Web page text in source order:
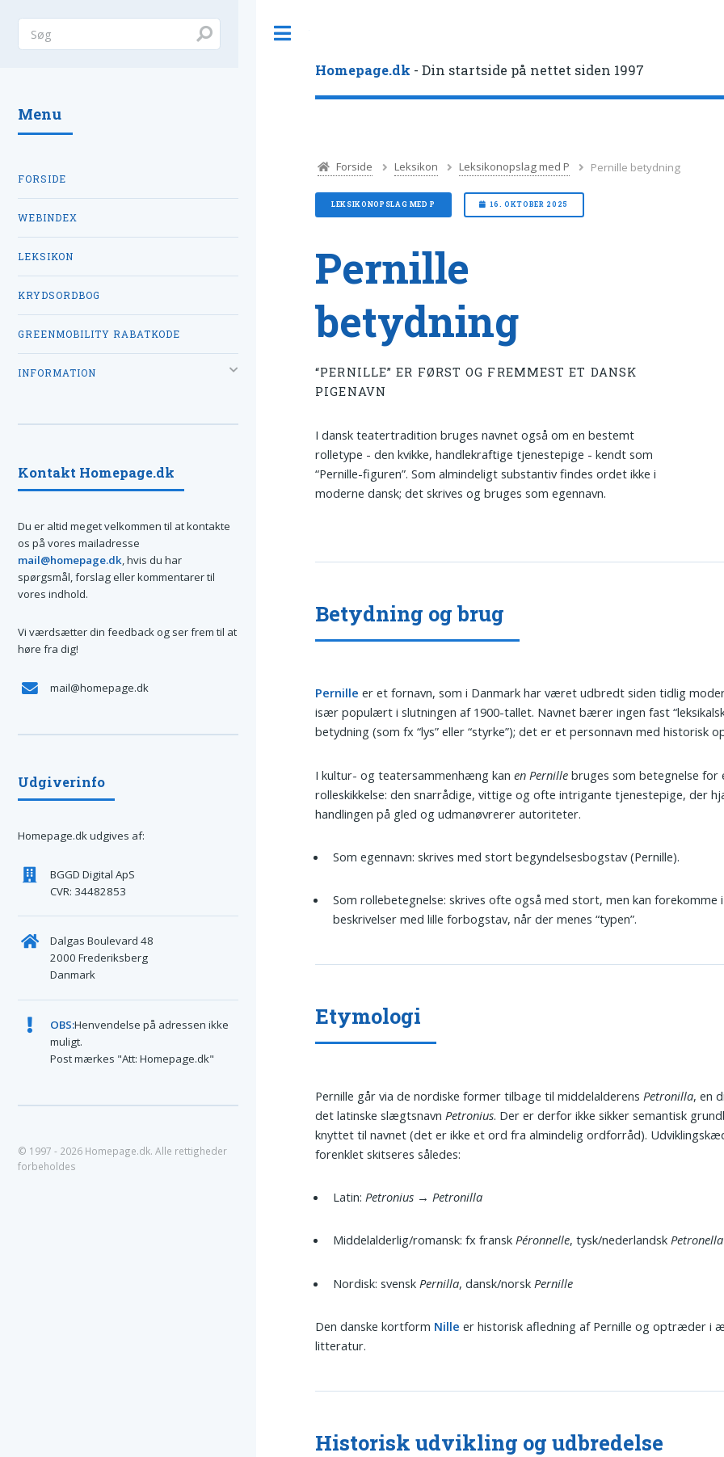
Homepage.dk - Din startside på nettet siden 1997
Forside Leksikon Leksikonopslag med P Pernille betydning
LEKSIKONOPSLAG MED P 16. OKTOBER 2025
Pernille
betydning
“PERNILLE” ER FØRST OG FREMMEST ET DANSK
PIGENAVN
I dansk teatertradition bruges navnet også om en bestemt
rolletype - den kvikke, handlekraftige tjenestepige - kendt som
“Pernille-figuren”. Som almindeligt substantiv findes ordet ikke i
moderne dansk; det skrives og bruges som egennavn.
Betydning og brug
Pernille er et fornavn, som i Danmark har været udbredt siden tidlig
især populært i slutningen af 1900-tallet. Navnet bærer ingen fast
betydning (som fx “lys” eller “styrke”); det er et personnavn med historisk
I kultur- og teatersammenhæng kanen Pernille bruges som betegnelse for
rolleskikkelse: den snarrådige, vittige og ofte intrigante tjenestepige, der
handlingen på gled og udmanøvrerer autoriteter.
Som egennavn: skrives med stort begyndelsesbogstav (Pernille).
Som rollebetegnelse: skrives ofte også med stort, men kan forekomme i
beskrivelser med lille forbogstav, når der menes “typen”.
Etymologi
Pernille går via de nordiske former tilbage til middelalderens Petronilla, en
det latinske slægtsnavn Petronius. Der er derfor ikke sikker semantisk
knyttet til navnet (det er ikke et ord fra almindelig ordforråd).
forenklet skitseres således:
Latin: Petronius → Petronilla
Middelalderlig/romansk: fx franskPéronnelle, tysk/nederlandskPetronella
Nordisk: svensk Pernilla, dansk/norsk Pernille
Den danske kortform Nille er historisk afledning af Pernille og optræder i
litteratur.
Historisk udvikling og udbredelse
Menu
FORSIDE
WEBINDEX
LEKSIKON
KRYDSORDBOG
GREENMOBILITY RABATKODE
INFORMATION
Kontakt Homepage.dk
Du er altid meget velkommen til at kontakte
os på vores mailadresse
mail@homepage.dk, hvis du har
spørgsmål, forslag eller kommentarer til
vores indhold.
Vi værdsætter din feedback og ser frem til at
høre fra dig!
mail@homepage.dk
Udgiverinfo
Homepage.dk udgives af:
BGGD Digital ApS
CVR: 34482853
Dalgas Boulevard 48
2000 Frederiksberg
Danmark
OBS:Henvendelse på adressen ikke
muligt.
Post mærkes "Att: Homepage.dk"
© 1997 - 2026 Homepage.dk. Alle rettigheder
forbeholdes